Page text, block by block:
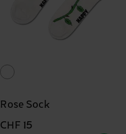
Rose Sock
CHF 15